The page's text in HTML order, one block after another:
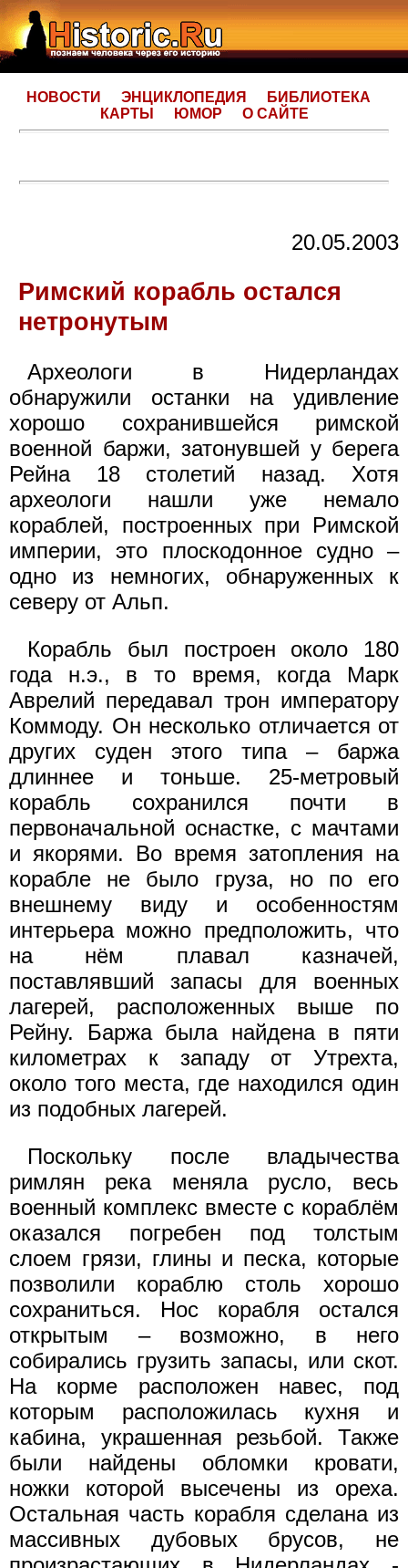
НОВОСТИ ЭНЦИКЛОПЕДИЯ
БИБЛИОТЕКА
КАРТЫ
ЮМОР О САЙТЕ
20.05.2003
Римский корабль остался
нетронутым
Археологи в Нидерландах
обнаружили останки на удивление
хорошо сохранившейся римской
военной баржи, затонувшей у берега
Рейна 18 столетий назад. Хотя
археологи нашли уже немало
кораблей, построенных при Римской
империи, это плоскодонное судно –
одно из немногих, обнаруженных к
северу от Альп.
Корабль был построен около 180
года н.э., в то время, когда Марк
Аврелий передавал трон императору
Коммоду. Он несколько отличается от
других суден этого типа – баржа
длиннее и тоньше. 25-метровый
корабль сохранился почти в
первоначальной оснастке, с мачтами
и якорями. Во время затопления на
корабле не было груза, но по его
внешнему виду и особенностям
интерьера можно предположить, что
на нём плавал казначей,
поставлявший запасы для военных
лагерей, расположенных выше по
Рейну. Баржа была найдена в пяти
километрах к западу от Утрехта,
около того места, где находился один
из подобных лагерей.
Поскольку после владычества
римлян река меняла русло, весь
военный комплекс вместе с кораблём
оказался погребен под толстым
слоем грязи, глины и песка, которые
позволили кораблю столь хорошо
сохраниться. Нос корабля остался
открытым – возможно, в него
собирались грузить запасы, или скот.
На корме расположен навес, под
которым расположилась кухня и
кабина, украшенная резьбой. Также
были найдены обломки кровати,
ножки которой высечены из ореха.
Остальная часть корабля сделана из
массивных дубовых брусов, не